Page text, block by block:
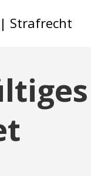
Strafrecht